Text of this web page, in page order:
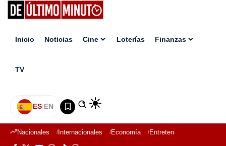
Inicio Noticias Cine Loterías Finanzas
TV
ES|EN
Nacionales Internacionales Economía Entretenimiento